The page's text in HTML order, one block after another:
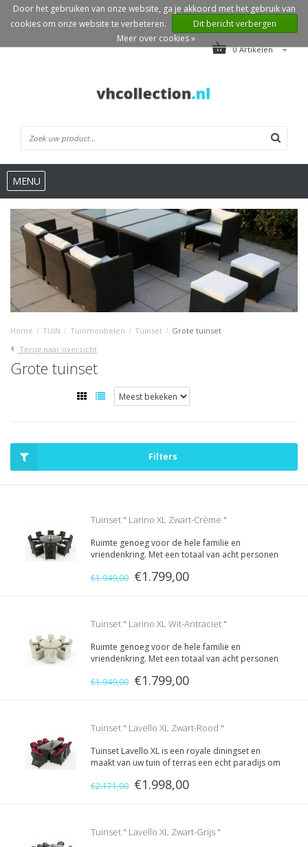
0 Artikelen
MENU
Home / TUIN / Tuinmeubelen / Tuinset / Grote tuinset
Terug naar overzicht
Grote tuinset
Filters
Tuinset " Larino XL Zwart-Crème "
Ruimte genoeg voor de hele familie en
vriendenkring. Met een totaal van acht personen
genieten wat wordt geserveerd op de grote
€1.949,00 €1.799,00
Tuinset " Larino XL Wit-Antraciet "
Ruimte genoeg voor de hele familie en
vriendenkring. Met een totaal van acht personen
genieten wat wordt geserveerd op de grote
€1.949,00 €1.799,00
Tuinset " Lavello XL Zwart-Rood "
Tuinset Lavello XL is een royale diningset en
maakt van uw tuin of terras een echt paradijs om
een glaasje wijn bij zonsondergang. De acht
€2.171,00 €1.998,00
Tuinset " Lavello XL Zwart-Grijs "
Door het gebruiken van onze website, ga je akkoord met het gebruik van
cookies om onze website te verbeteren.
Dit bericht verbergen
Meer over cookies »